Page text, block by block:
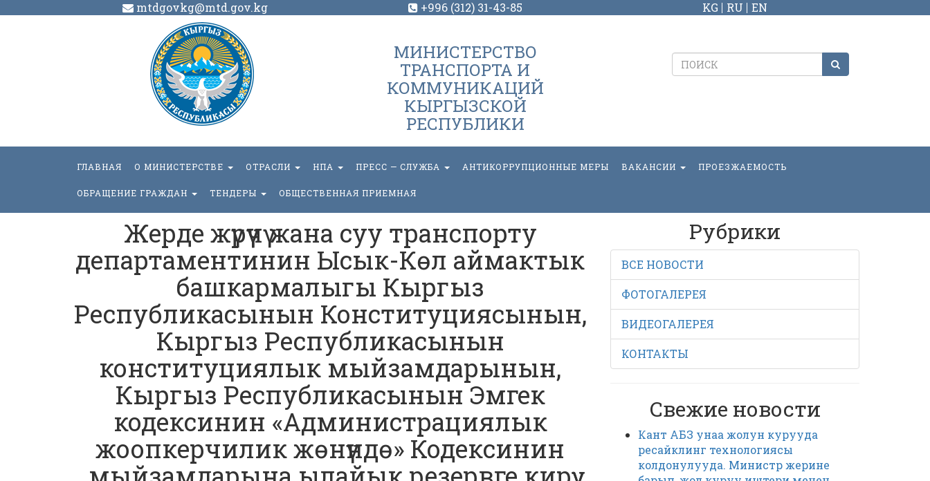
mtdgovkg@mtd.gov.kg +996 (312) 31-43-85 KG RU EN
МИНИСТЕРСТВО
ТРАНСПОРТА И
КОММУНИКАЦИЙ
КЫРГЫЗСКОЙ
РЕСПУБЛИКИ
ГЛАВНАЯ О МИНИСТЕРСТВЕ ОТРАСЛИ НПА ПРЕСС — СЛУЖБА АНТИКОРРУПЦИОННЫЕ МЕРЫ ВАКАНСИИ ПРОЕЗЖАЕМОСТЬ
ОБРАЩЕНИЕ ГРАЖДАН ТЕНДЕРЫ ОБЩЕСТВЕННАЯ ПРИЕМНАЯ
Жерде жүрүүчү жана суу транспорту
департаментинин Ысык-Көл аймактык
башкармалыгы Кыргыз
Республикасынын Конституциясынын,
Кыргыз Республикасынын
конституциялык мыйзамдарынын,
Кыргыз Республикасынын Эмгек
кодексинин «Администрациялык
жоопкерчилик жөнүндө» Кодексинин
Рубрики
ВСЕ НОВОСТИ
ФОТОГАЛЕРЕЯ
ВИДЕОГАЛЕРЕЯ
КОНТАКТЫ
Свежие новости
Кант АБЗ унаа жолун курууда
ресайклинг технологиясы
колдонулууда. Министр жерине